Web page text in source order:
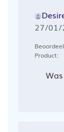
27/01/
Product: